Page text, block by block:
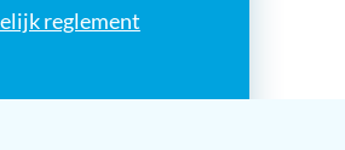
reglement